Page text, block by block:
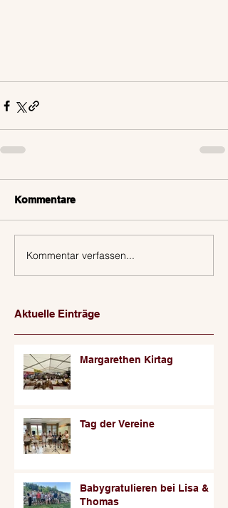
Kommentare
Kommentar verfassen...
Aktuelle Einträge
Margarethen Kirtag
Tag der Vereine
Babygratulieren bei Lisa &
Thomas